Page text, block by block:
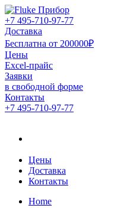
+7 495-710-97-77
Доставка
Бесплатна от 200000₽
Цены
Excel-прайс
Заявки
в свободной форме
Контакты
+7 495-710-97-77
Цены
Доставка
Контакты
Home